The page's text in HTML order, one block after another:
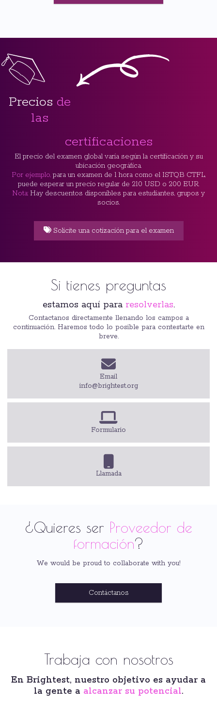
Precios de
las
certificaciones
El precio del examen global varía según la certificación y su
ubicación geográfica.
Por ejemplo,para un examen de 1 hora como el ISTQB CTFL,
puede esperar un precio regular de 210 USD o 200 EUR.
Nota: Hay descuentos disponibles para estudiantes, grupos y
socios.
Solicite una cotización para el examen
Si tienes preguntas
estamos aquí para resolverlas.
Contactanos directamente llenando los campos a
continuación. Haremos todo lo posible para contestarte en
breve.
Email
info@brightest.org
Formulario
Llamada
¿Quieres ser Proveedor de
formación?
We would be proud to collaborate with you!
Contáctanos
Trabaja con nosotros
En Brightest, nuestro objetivo es ayudar a
la gente a alcanzar su potencial.